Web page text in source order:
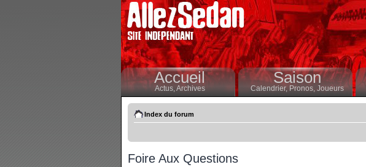
Accueil
Actus,Archives
Saison
Calendrier,Pronos, Joueurs
Index du forum
Foire Aux Questions